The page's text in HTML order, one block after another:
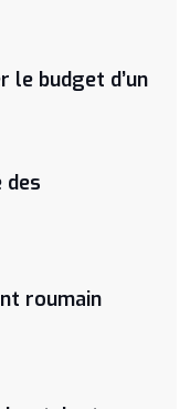
le budget d’un
des
roumain